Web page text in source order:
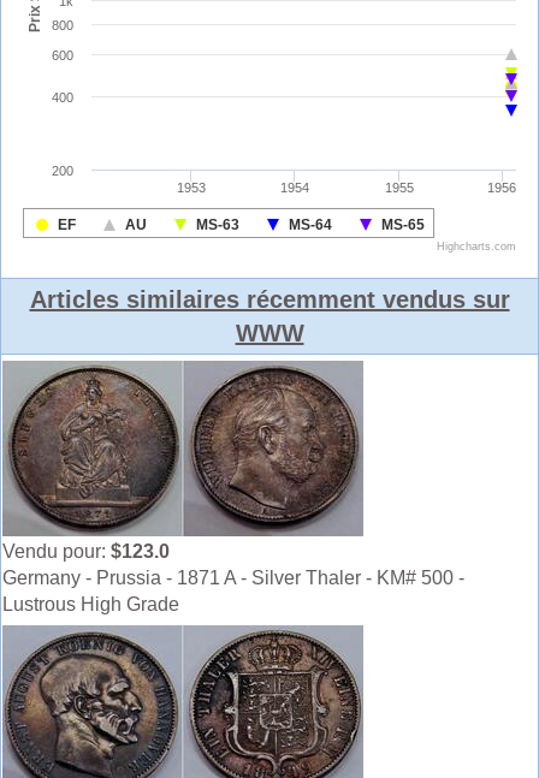
Articles similaires récemment vendus sur
WWW
Vendu pour: $123.0
Germany - Prussia - 1871 A - Silver Thaler - KM# 500 -
Lustrous High Grade